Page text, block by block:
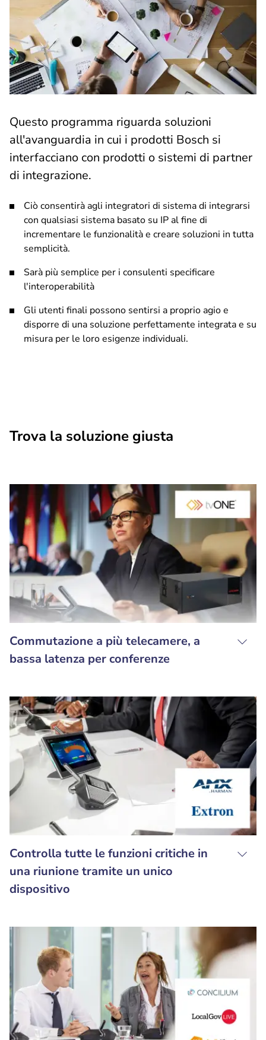
Questo programma riguarda soluzioni
all'avanguardia in cui i prodotti Bosch si
interfacciano con prodotti o sistemi di partner
di integrazione.
Ciò consentirà agli integratori di sistema di integrarsi
con qualsiasi sistema basato su IP al fine di
incrementare le funzionalità e creare soluzioni in tutta
semplicità.
Sarà più semplice per i consulenti specificare
l'interoperabilità
Gli utenti finali possono sentirsi a proprio agio e
disporre di una soluzione perfettamente integrata e su
misura per le loro esigenze individuali.
Trova la soluzione giusta
Commutazione a più telecamere, a
bassa latenza per conferenze
Controlla tutte le funzioni critiche in
una riunione tramite un unico
dispositivo